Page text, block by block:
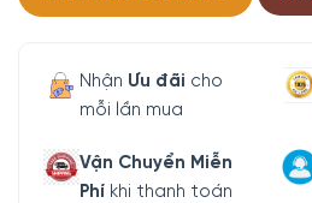
Nhận Ưu đãi cho
mỗi lần mua
Vận Chuyển Miễn
Phí khi thanh toán